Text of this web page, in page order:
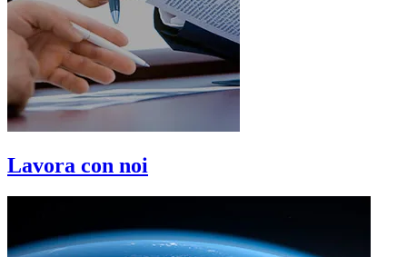
Lavora con noi